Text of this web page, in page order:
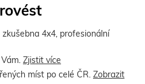
zkušebna 4x4, profesionální
Zjistit více
míst po celé ČR. Zobrazit